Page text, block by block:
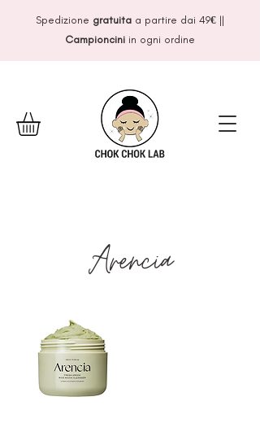
Spedizione gratuitaa partire dai 49€||
Campioncini in ogni ordine
Arencia